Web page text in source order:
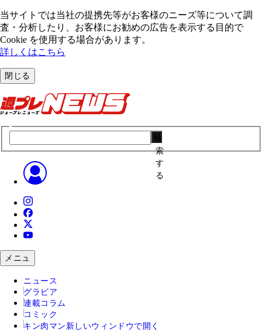
当サイトでは当社の提携先等がお客様のニーズ等について調
査・分析したり、お客様にお勧めの広告を表⽰する⽬的で
Cookie を使⽤する場合があります。
詳しくはこちら
閉じる
索
す
る
メニュ
ニュース
グラビア
連載コラム
コミック
キン肉マン 新しいウィンドウで開く